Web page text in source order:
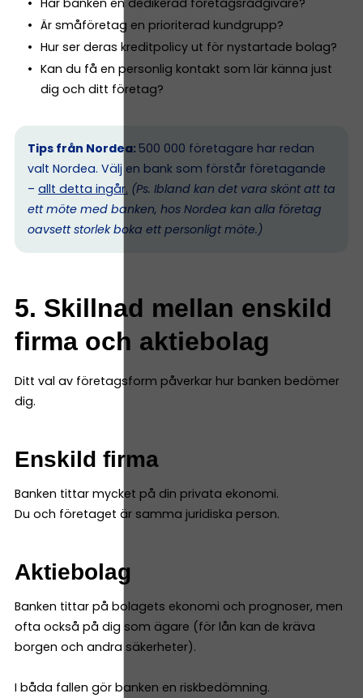
Har banken en dedikerad företagsrådgivare?
Är småföretag en prioriterad kundgrupp?
Hur ser deras kreditpolicy ut för nystartade bolag?
Kan du få en personlig kontakt som lär känna just
dig och ditt företag?
Tips från Nordea: 500 000 företagare har redan
valt Nordea. Välj en bank som förstår företagande
– allt detta ingår. (Ps. Ibland kan det vara skönt att ta
ett möte med banken, hos Nordea kan alla företag
oavsett storlek boka ett personligt möte.)
5. Skillnad mellan enskild
firma och aktiebolag
Ditt val av företagsform påverkar hur banken bedömer
dig.
Enskild firma
Banken tittar mycket på din privata ekonomi.
Du och företaget är samma juridiska person.
Aktiebolag
Banken tittar på bolagets ekonomi och prognoser, men
ofta också på dig som ägare (för lån kan de kräva
borgen och andra säkerheter).
I båda fallen gör banken en riskbedömning.